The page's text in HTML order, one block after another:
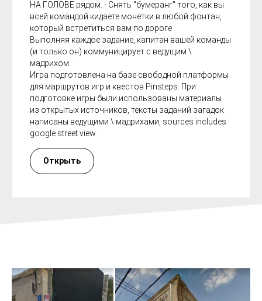
НА ГОЛОВЕ рядом. - Снять "бумеранг" того, как вы
всей командой кидаете монетки в любой фонтан,
который встретиться вам по дороге
Выполняя каждое задание, капитан вашей команды
(и только он) коммуницирует с ведущим \
мадрихом.
Игра подготовлена на базе свободной платформы
для маршрутов игр и квестов Pinsteps. При
подготовке игры были использованы материалы
из открытых источников, тексты заданий загадок
написаны ведущими \ мадрихами, sources includes
google street view.
Открыть